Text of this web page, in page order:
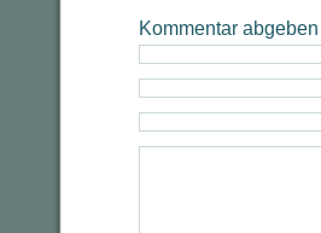
Kommentar abgeben